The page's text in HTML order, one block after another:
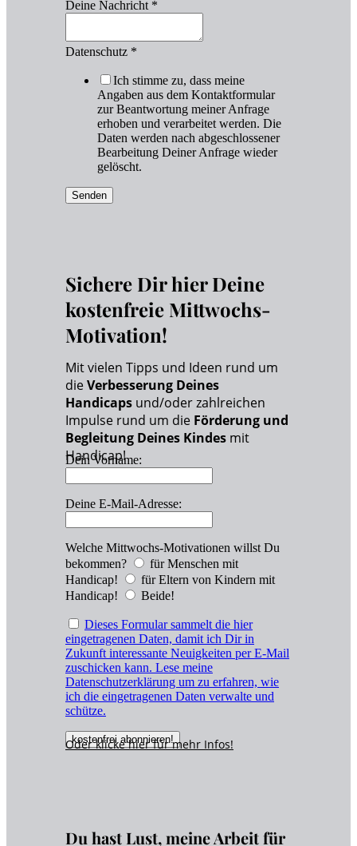
Deine Nachricht *
Datenschutz *
Ich stimme zu, dass meine
Angaben aus dem Kontaktformular
zur Beantwortung meiner Anfrage
erhoben und verarbeitet werden. Die
Daten werden nach abgeschlossener
Bearbeitung Deiner Anfrage wieder
gelöscht.
Senden
Sichere Dir hier Deine
kostenfreie Mittwochs-
Motivation!
Mit vielen Tipps und Ideen rund um
dieVerbesserung Deines
Handicaps und/oder zahlreichen
Impulse rund um die Förderung und
Begleitung Deines Kindes mit
Handicap!
Dein Vorname:
Deine E-Mail-Adresse:
Welche Mittwochs-Motivationen willst Du
bekommen?
für Menschen mit
Handicap!
für Eltern von Kindern mit
Handicap!
Beide!
Dieses Formular sammelt die hier
eingetragenen Daten, damit ich Dir in
Zukunft interessante Neuigkeiten per E-Mail
zuschicken kann. Lese meine
Datenschutzerklärung um zu erfahren, wie
ich die eingetragenen Daten verwalte und
schütze.
Oder klicke hier fürmehr Infos!
Du hast Lust, meine Arbeit für